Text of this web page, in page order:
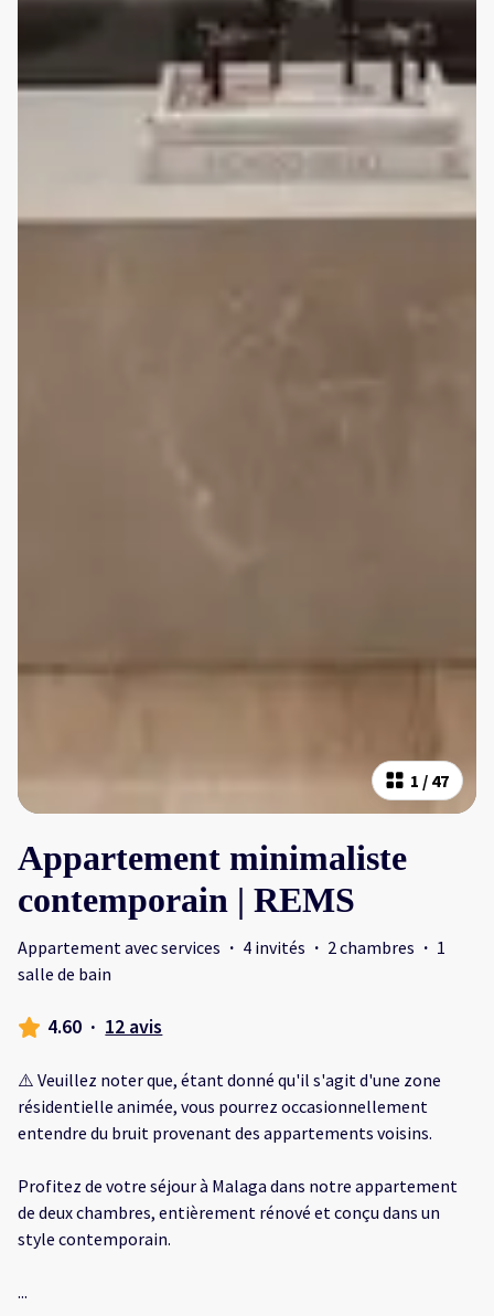
1 / 47
Appartement minimaliste
contemporain | REMS
Appartement avec services · 4 invités · 2 chambres · 1
salle de bain
4.60 · 12 avis
⚠️ Veuillez noter que, étant donné qu'il s'agit d'une zone
résidentielle animée, vous pourrez occasionnellement
entendre du bruit provenant des appartements voisins.
Profitez de votre séjour à Malaga dans notre appartement
de deux chambres, entièrement rénové et conçu dans un
style contemporain.
...